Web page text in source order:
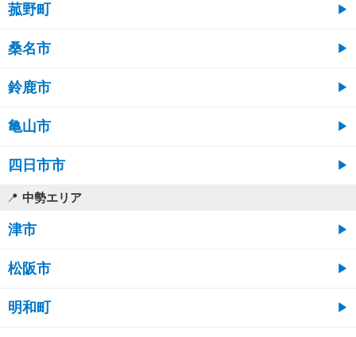
菰野町
桑名市
鈴鹿市
亀山市
四日市市
中勢エリア
津市
松阪市
明和町